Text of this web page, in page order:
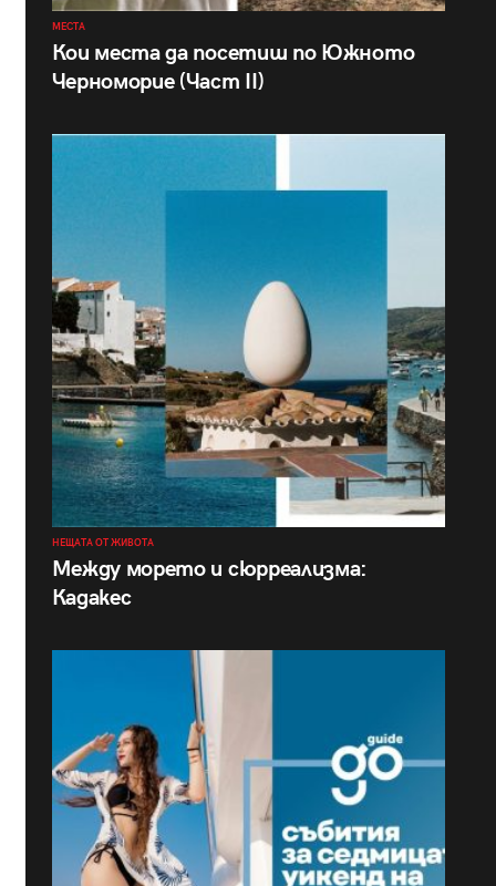
МЕСТА
Кои места да посетиш по Южното
Черноморие (Част II)
НЕЩАТА ОТ ЖИВОТА
Между морето и сюрреализма:
Кадакес